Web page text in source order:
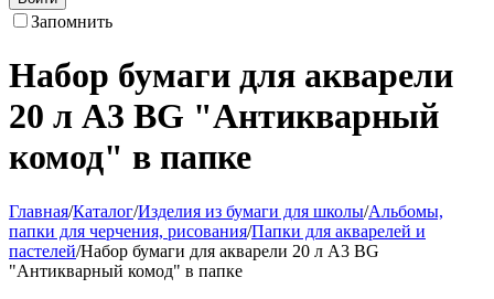
Запомнить
Набор бумаги для акварели
20 л А3 BG "Антикварный
комод" в папке
Главная/Каталог/Изделия из бумаги для школы/Альбомы,
папки для черчения, рисования/Папки для акварелей и
пастелей/Набор бумаги для акварели 20 л А3 BG
"Антикварный комод" в папке